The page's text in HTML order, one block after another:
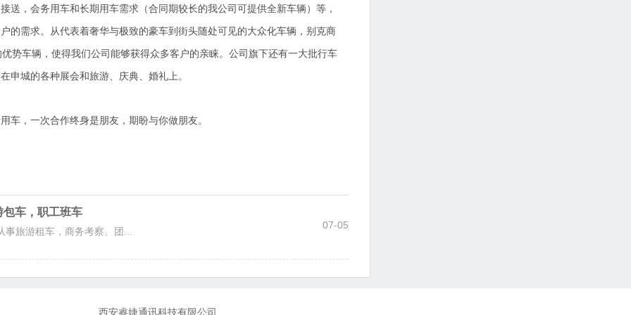
送，会务用车和长期用车需求（合同期较长的我公司可提供全新车辆）等，
的需求。从代表着奢华与极致的豪车到街头随处可见的大众化车辆，别克商
势车辆，使得我们公司能够获得众多客户的亲睐。公司旗下还有一大批行车
申城的各种展会和旅游、庆典、婚礼上。
车，一次合作终身是朋友，期盼与你做朋友。
车，职工班车
旅游租车，商务考察、团...
07-05
西安睿婕通讯科技有限公司